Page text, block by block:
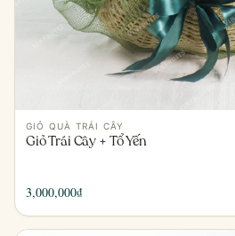
GIỎ QUÀ TRÁI CÂY
Giỏ Trái Cây + Tổ Yến
3,000,000₫